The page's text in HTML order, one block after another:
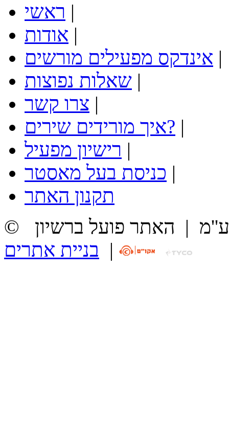
ראשי |
אודות |
אינדקס מפעילים מורשים |
שאלות נפוצות |
צרו קשר |
איך מורידים שירים? |
רישיון מפעיל |
כניסת בעל מאסטר |
תקנון האתר
| האתר פועל ברשיון
| בניית אתרים